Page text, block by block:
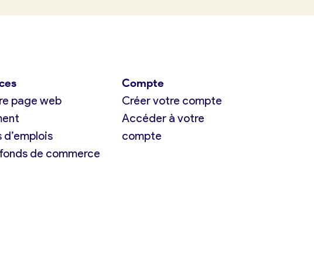
page web
d’emplois
de commerce
Compte
Créer votre compte
Accéder à votre
compte